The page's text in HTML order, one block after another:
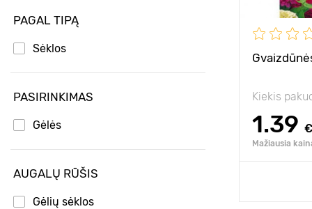
PAGAL TIPĄ
Sėklos
PASIRINKIMAS
Gėlės
AUGALŲ RŪŠIS
Gėlių sėklos
Kiekis
1.39 €
Mažiausia